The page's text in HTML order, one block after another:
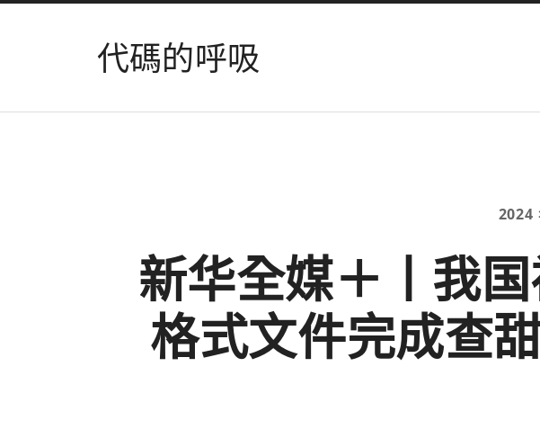
代碼的呼吸
2024
新华全媒＋丨我
格式文件完成查